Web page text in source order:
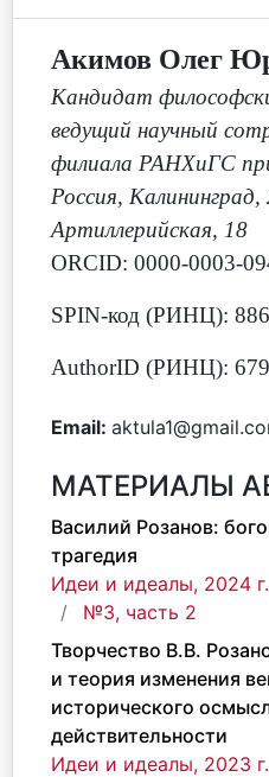
Акимов Олег
Кандидат
ведущий научный
филиала РАНХиГС
Россия, Калининград,
Артиллерийская, 18
ORCID: 0000-0003-
SPIN-код (РИНЦ):
AuthorID (РИНЦ):
Email:
МАТЕРИАЛЫ
Василий Розанов:
трагедия
Идеи и идеалы, 2024
№3, часть 2
Творчество В.В.
и теория изменения
исторического
действительности
Идеи и идеалы, 2023